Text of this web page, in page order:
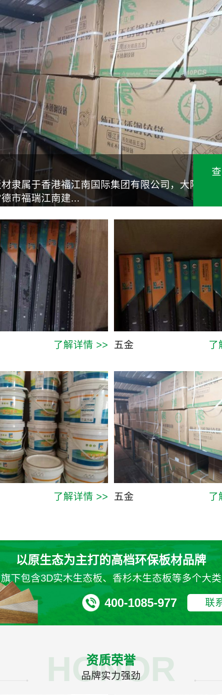
隶属于香港福江南国际集团有限公司，大陆
市福瑞江南建...
了解详情 >> 五金 了
了解详情 >> 五金 了
以原生态为主打的高档环保板材品牌
旗下包含3D实木生态板、香杉木生态板等多个大类
联
400-1085-977
资质荣誉
HONOR
品牌实力强劲